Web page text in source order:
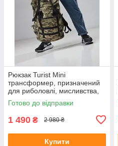
Рюкзак Turist Mini
трансформер, призначений
для риболовлі, мисливства,
туризму, на 30-50л, колір
піксель
Готово до відправки
1 490 ₴ 2 980 ₴
Купити